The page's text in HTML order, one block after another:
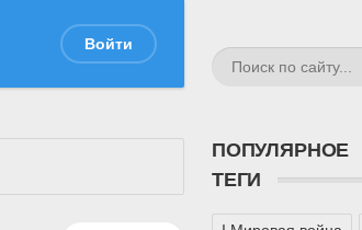
Войти
ПОПУЛЯРНОЕ
ТЕГИ